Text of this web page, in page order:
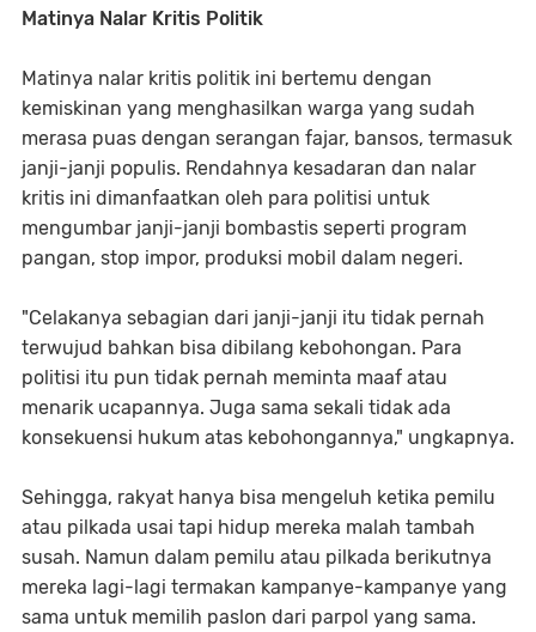
Matinya Nalar Kritis Politik
Matinya nalar kritis politik ini bertemu dengan
kemiskinan yang menghasilkan warga yang sudah
merasa puas dengan serangan fajar, bansos, termasuk
janji-janji populis. Rendahnya kesadaran dan nalar
kritis ini dimanfaatkan oleh para politisi untuk
mengumbar janji-janji bombastis seperti program
pangan, stop impor, produksi mobil dalam negeri.
"Celakanya sebagian dari janji-janji itu tidak pernah
terwujud bahkan bisa dibilang kebohongan. Para
politisi itu pun tidak pernah meminta maaf atau
menarik ucapannya. Juga sama sekali tidak ada
konsekuensi hukum atas kebohongannya," ungkapnya.
Sehingga, rakyat hanya bisa mengeluh ketika pemilu
atau pilkada usai tapi hidup mereka malah tambah
susah. Namun dalam pemilu atau pilkada berikutnya
mereka lagi-lagi termakan kampanye-kampanye yang
sama untuk memilih paslon dari parpol yang sama.